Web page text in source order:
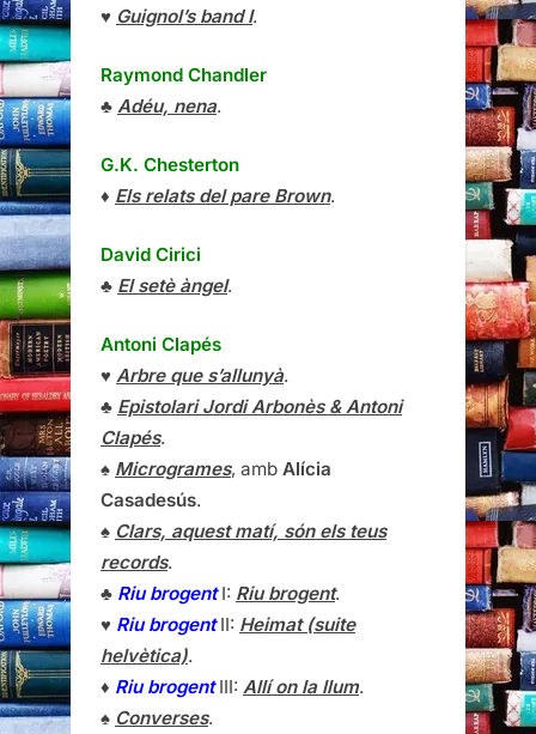
♥ Guignol’s band I.
Raymond Chandler
♣ Adéu, nena.
G.K. Chesterton
♦ Els relats del pare Brown.
David Cirici
♣ El setè àngel.
Antoni Clapés
♥ Arbre que s’allunyà.
♣ Epistolari Jordi Arbonès & Antoni
Clapés.
♠ Microgrames, amb Alícia
Casadesús.
♠ Clars, aquest matí, són els teus
records.
♣ Riu brogentI: Riu brogent.
♥ Riu brogentII: Heimat (suite
helvètica).
♦ Riu brogentIII: Allí on la llum.
♠ Converses.